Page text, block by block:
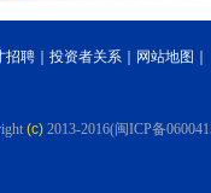
招聘 投资者关系 网站地图
(c) 2013-2016(闽ICP备